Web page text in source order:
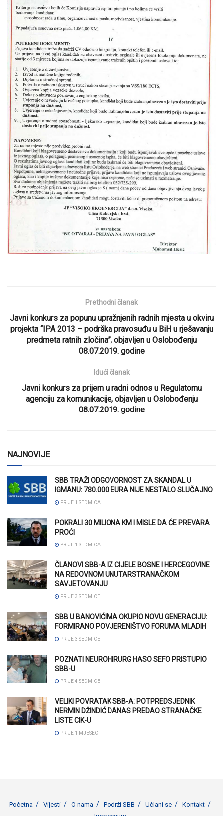
Prethodni članak
Javni konkurs za popunu upražnjenih radnih mjesta u okviru
projekta “IPA 2013 – podrška pravosuđu u BiH u rješavanju
predmeta ratnih zločina”, objavljen u Oslobođenju
08.07.2019. godine
Idući članak
Javni konkurs za prijem u radni odnos u Regulatornu
agenciju za komunikacije, objavljen u Oslobođenju
08.07.2019. godine
NAJNOVIJE
SBB TRAŽI ODGOVORNOST ZA SKANDAL U
IGMANU: 780.000 EURA NIJE NESTALO SLUČAJNO
PRIJE 1 SEDMICA
POKRALI 30 MILIONA KM I MISLE DA ĆE PREVARA
PROĆI
PRIJE 1 SEDMICA
ČLANOVI SBB-A IZ CIJELE BOSNE I HERCEGOVINE
NA REDOVNOM UNUTARSTRANAČKOM
SAVJETOVANJU
PRIJE 3 SEDMICE
SBB U BANOVIĆIMA OKUPIO NOVU GENERACIJU:
FORMIRANO POVJERENIŠTVO FORUMA MLADIH
PRIJE 3 SEDMICE
POZNATI NEUROHIRURG HASO SEFO PRISTUPIO
SBB-U
PRIJE 4 SEDMICE
VELIKI POVRATAK SBB-A: POTPREDSJEDNIK
NERMIN DŽINDIĆ DANAS PREDAO STRANAČKE
LISTE CIK-U
PRIJE 1 MJESEC
Početna Vijesti O nama Podrži SBB Učlani se
Kontakt